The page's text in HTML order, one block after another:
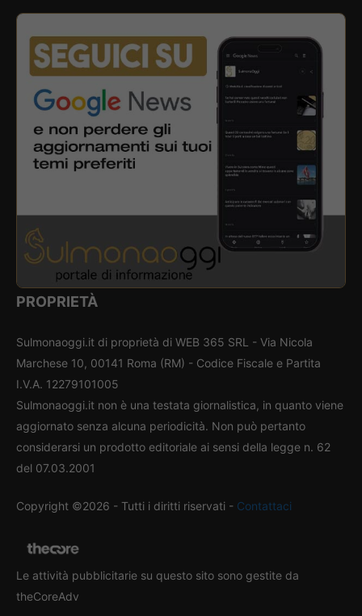
PROPRIETÀ
Sulmonaoggi.it di proprietà di WEB 365 SRL - Via Nicola
Marchese 10, 00141 Roma (RM) - Codice Fiscale e Partita
I.V.A. 12279101005
Sulmonaoggi.it non è una testata giornalistica, in quanto viene
aggiornato senza alcuna periodicità. Non può pertanto
considerarsi un prodotto editoriale ai sensi della legge n. 62
del 07.03.2001
Copyright ©2026 - Tutti i diritti riservati - Contattaci
Le attività pubblicitarie su questo sito sono gestite da
theCoreAdv